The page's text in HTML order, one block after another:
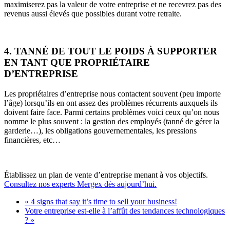
maximiserez pas la valeur de votre entreprise et ne recevrez pas des
revenus aussi élevés que possibles durant votre retraite.
4. TANNÉ DE TOUT LE POIDS À SUPPORTER
EN TANT QUE PROPRIÉTAIRE
D’ENTREPRISE
Les propriétaires d’entreprise nous contactent souvent (peu importe
l’âge) lorsqu’ils en ont assez des problèmes récurrents auxquels ils
doivent faire face. Parmi certains problèmes voici ceux qu’on nous
nomme le plus souvent : la gestion des employés (tanné de gérer la
garderie…), les obligations gouvernementales, les pressions
financières, etc…
Établissez un plan de vente d’entreprise menant à vos objectifs.
Consultez nos experts Mergex dès aujourd’hui.
« 4 signs that say it’s time to sell your business!
Votre entreprise est-elle à l’affût des tendances technologiques
? »